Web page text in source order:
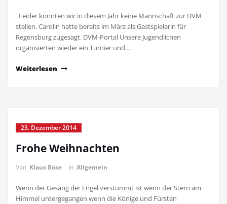
Leider konnten wir in diesem Jahr keine Mannschaft zur DVM
stellen. Carolin hatte bereits im März als Gastspielerin für
Regensburg zugesagt. DVM-Portal Unsere Jugendlichen
organisierten wieder ein Turnier und…
Weiterlesen
23. Dezember 2014
Frohe Weihnachten
Von Klaus Böse in Allgemein
Wenn der Gesang der Engel verstummt ist wenn der Stern am
Himmel untergegangen wenn die Könige und Fürsten